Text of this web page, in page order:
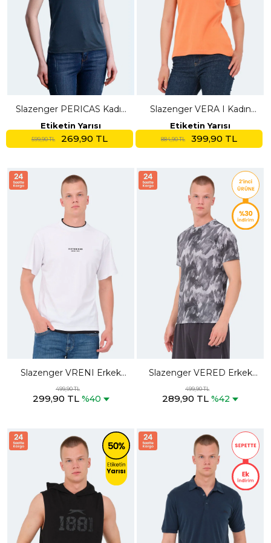
Slazenger PERICAS Kadın
V Yaka Antrasit Tişört
Etiketin Yarısı
599,90 TL 269,90 TL
Slazenger VERA I Kadın
Polo Yaka Turuncu Tişört
Etiketin Yarısı
884,90 TL 399,90 TL
Slazenger VRENI Erkek
Beyaz Tişört
499,90 TL
299,90 TL %40
Slazenger VERED Erkek
Siyah Tişört
499,90 TL
289,90 TL %42